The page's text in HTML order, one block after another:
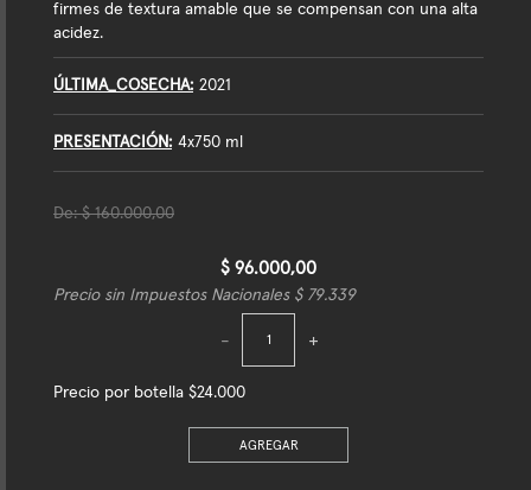
firmes de textura amable que se compensan con una alta
acidez.
ÚLTIMA_COSECHA 2021
PRESENTACIÓN 4x750 ml
De:$ 160.000,00
$ 96.000,00
Precio sin Impuestos Nacionales $ 79.339
+
-
Precio por botella $24.000
AGREGAR